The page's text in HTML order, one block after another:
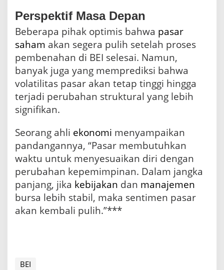
Perspektif Masa Depan
Beberapa pihak optimis bahwa pasar
saham akan segera pulih setelah proses
pembenahan di BEI selesai. Namun,
banyak juga yang memprediksi bahwa
volatilitas pasar akan tetap tinggi hingga
terjadi perubahan struktural yang lebih
signifikan.
Seorang ahli ekonomi menyampaikan
pandangannya, “Pasar membutuhkan
waktu untuk menyesuaikan diri dengan
perubahan kepemimpinan. Dalam jangka
panjang, jika kebijakan dan manajemen
bursa lebih stabil, maka sentimen pasar
akan kembali pulih.”***
BEI